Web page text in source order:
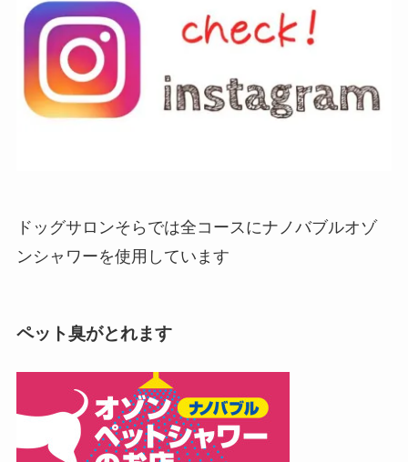
ドッグサロンそらでは全コースにナノバブルオゾ
ンシャワーを使用しています
ペット臭がとれます